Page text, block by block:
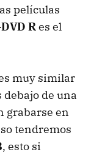
películas
Res el
muy similar
debajo de una
grabarse en
tendremos
, esto si